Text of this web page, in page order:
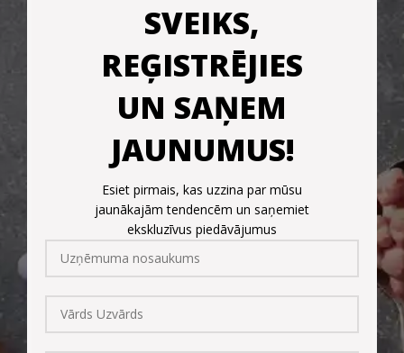
SVEIKS,
REĢISTRĒJIES
UN SAŅEM
JAUNUMUS!
Esiet pirmais, kas uzzina par mūsu
jaunākajām tendencēm un saņemiet
ekskluzīvus piedāvājumus